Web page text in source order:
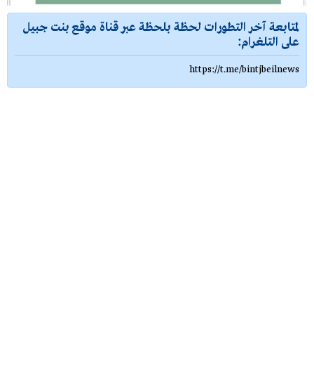
لمتابعة آخر التطورات لحظة بلحظة عبر قناة موقع بنت جبيل
على التلغرام:
https://t.me/bintjbeilnews